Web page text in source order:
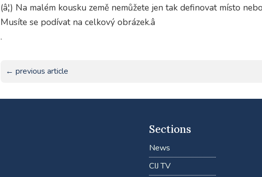
(â¦) Na malém kousku země nemůžete jen tak definovat místo
Musíte se podívat na celkový obrázek.â
.
← previous article
Sections
News
CIJ TV